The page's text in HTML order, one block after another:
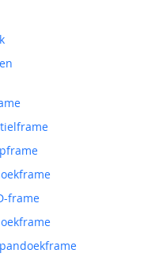
frame